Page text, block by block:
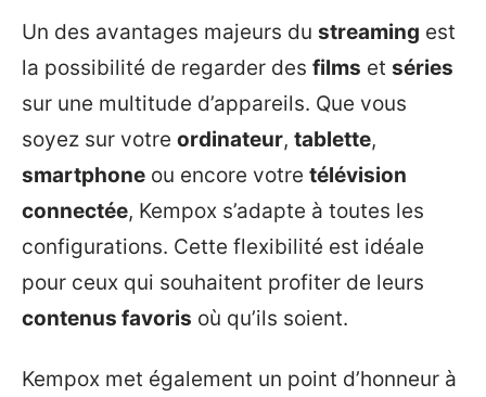
Un des avantages majeurs du streaming est
la possibilité de regarder des films et séries
sur une multitude d’appareils. Que vous
soyez sur votre ordinateur, tablette,
smartphone ou encore votre télévision
connectée, Kempox s’adapte à toutes les
configurations. Cette flexibilité est idéale
pour ceux qui souhaitent profiter de leurs
contenus favoris où qu’ils soient.
Kempox met également un point d’honneur à